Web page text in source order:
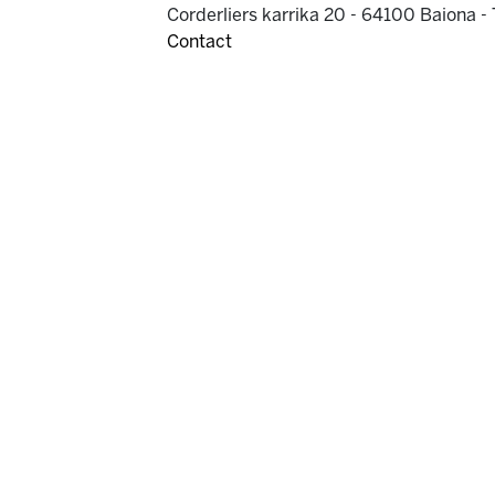
Corderliers karrika 20 - 64100 Baiona -
Contact